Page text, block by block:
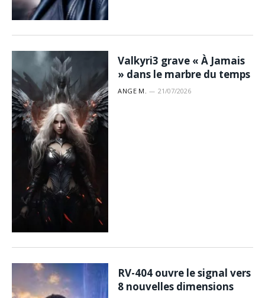
Valkyri3 grave « À Jamais
» dans le marbre du temps
ANGE M. 21/07/2026
RV-404 ouvre le signal vers
8 nouvelles dimensions